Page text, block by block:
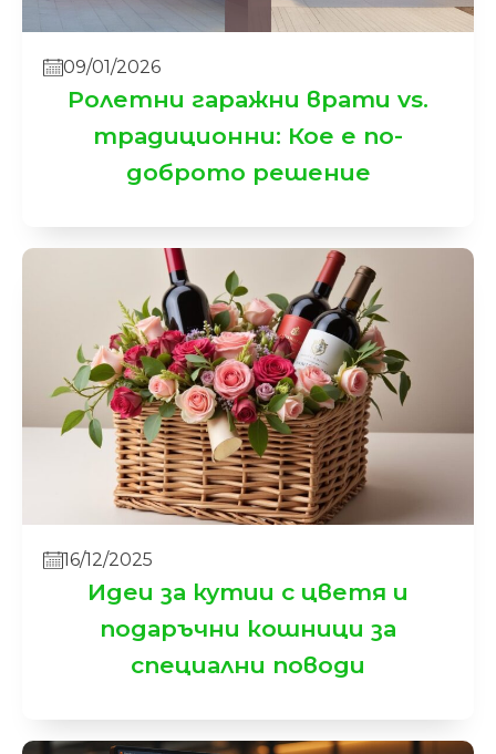
09/01/2026
Ролетни гаражни врати vs.
традиционни: Кое е по-
доброто решение
16/12/2025
Идеи за кутии с цветя и
подаръчни кошници за
специални поводи